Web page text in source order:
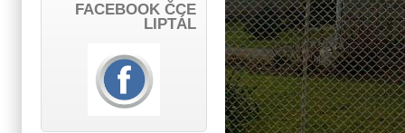
FACEBOOK ČCE
LIPTÁL